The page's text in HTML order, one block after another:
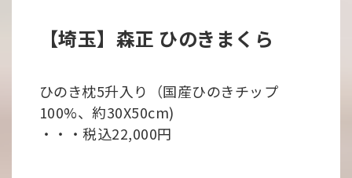
【埼玉】森正 ひのきまくら
ひのき枕5升入り（国産ひのきチップ
100%、約30X50cm)
・・・税込22,000円